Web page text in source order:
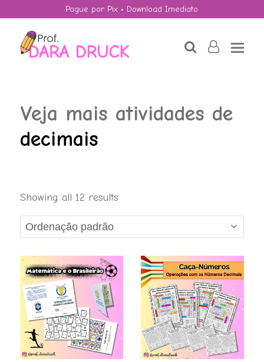
Pague por Pix • Download Imediato
searchuser-
Veja mais atividades de
decimais
Showing all 12 results
R$4,50 + ADD